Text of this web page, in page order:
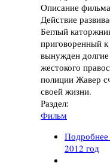
Описание
Действие
Беглый
приговоренный
вынужден
жестокого
полиции Жавер
своей жизни.
Раздел:
Фильм
Подробнее
2012 год